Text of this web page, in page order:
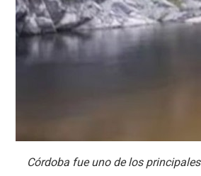
Córdoba fue uno de los